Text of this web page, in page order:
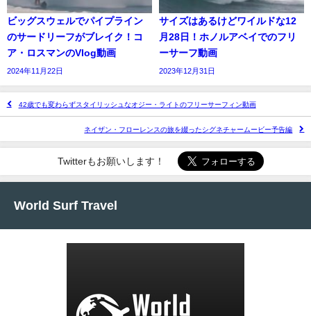
ビッグスウェルでパイプライン
のサードリーフがブレイク！コ
ア・ロスマンのVlog動画
2024年11月22日
サイズはあるけどワイルドな12
月28日！ホノルアベイでのフリ
ーサーフ動画
2023年12月31日
42歳でも変わらずスタイリッシュなオジー・ライトのフリーサーフィン動画
ネイザン・フローレンスの旅を綴ったシグネチャームービー予告編
Twitterもお願いします！
World Surf Travel